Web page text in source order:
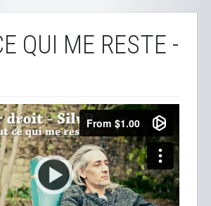
QUI ME RESTE -